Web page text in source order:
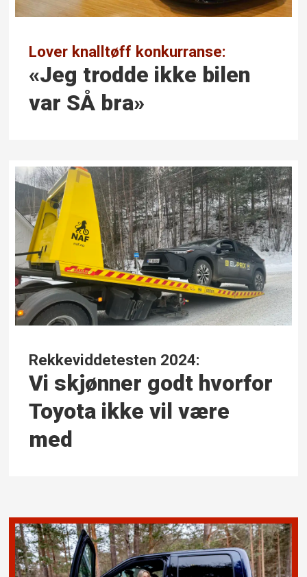
Lover knalltøff konkurranse:
«Jeg trodde ikke bilen
var SÅ bra»
Rekkeviddetesten 2024:
Vi skjønner godt hvorfor
Toyota ikke vil være
med